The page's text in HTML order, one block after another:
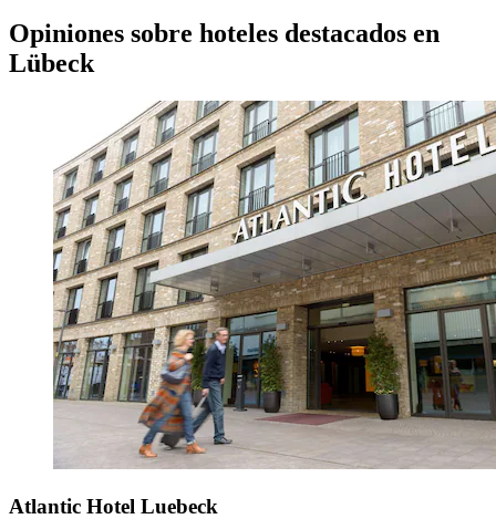
Opiniones sobre hoteles destacados en
Lübeck
Atlantic Hotel Luebeck